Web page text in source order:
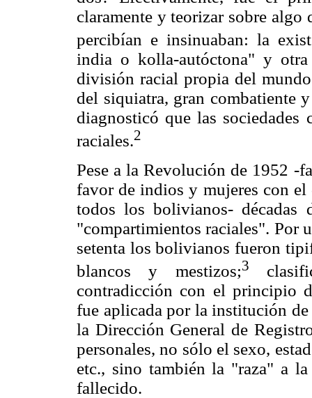
claramente y teorizar sobre
percibían e insinuaban: la
india o kolla-autóctona" y
división racial propia del
del siquiatra, gran combatiente
diagnosticó que las
raciales.2
Pese a la Revolución de 1952 -
favor de indios y mujeres con el
todos los bolivianos- décadas
"compartimientos raciales". Por
setenta los bolivianos fueron
blancos y mestizos;3
contradicción con el principio
fue aplicada por la institución
la Dirección General de
personales, no sólo el sexo,
etc., sino también la "raza" a
fallecido.